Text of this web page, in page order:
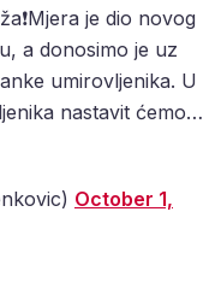
je dio novog
a donosimo je uz
umirovljenika. U
nastavit ćemo…
October 1,